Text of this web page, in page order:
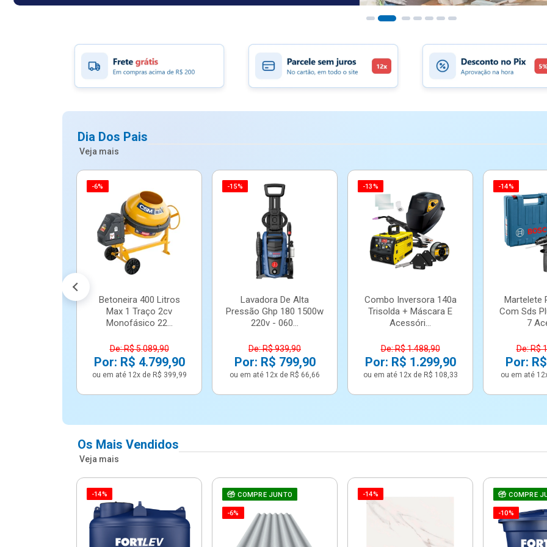
Dia Dos Pais
Veja mais
-6%
Betoneira 400 Litros
Max 1 Traço 2cv
Monofásico 22...
De: R$ 5.089,90
Por: R$ 4.799,90
ou em até 12x de R$ 399,99
-15%
Lavadora De Alta
Pressão Ghp 180 1500w
220v - 060...
De: R$ 939,90
Por: R$ 799,90
ou em até 12x de R$ 66,66
-13%
Combo Inversora 140a
Trisolda + Máscara E
Acessóri...
De: R$ 1.488,90
Por: R$ 1.299,90
ou em até 12x de R$ 108,33
-14%
Martelete
Com Sds
7
De: R$
Por:
ou em até
Os Mais Vendidos
Veja mais
-14% COMPRE JUNTO
-6%
-14% COMPRE
-10%